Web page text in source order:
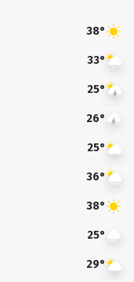
38°
33°
25°
26°
25°
36°
38°
25°
29°